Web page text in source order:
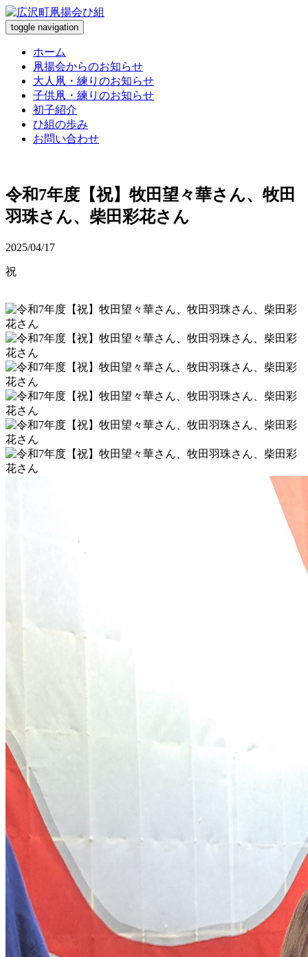
toggle navigation
ホーム
凧揚会からのお知らせ
大人凧・練りのお知らせ
子供凧・練りのお知らせ
初子紹介
ひ組の歩み
お問い合わせ
令和7年度【祝】牧田望々華さん、牧田
羽珠さん、柴田彩花さん
2025/04/17
祝